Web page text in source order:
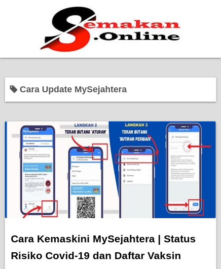
Bantuan Kerajaan
Pendidikan
Kerja Kosong Terkini
Cara Update MySejahtera
Cara Kemaskini MySejahtera | Status
Risiko Covid-19 dan Daftar Vaksin